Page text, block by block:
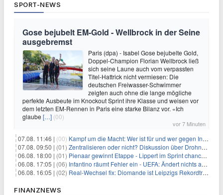
SPORT-NEWS
Gose bejubelt EM-Gold - Wellbrock in der Seine
ausgebremst
Paris (dpa) - Isabel Gose bejubelte Gold,
Doppel-Champion Florian Wellbrock ließ
sich seine Laune auch vom verpassten
Titel-Hattrick nicht vermiesen: Die
deutschen Freiwasser-Schwimmer
zeigten auch ohne die lange mögliche
perfekte Ausbeute im Knockout Sprint ihre Klasse und weisen vor
dem letzten EM-Rennen in Paris eine starke Bilanz vor. «Ich
glaube […] (00)
vor 7 Minuten
07.08. 11:46 | (00) Kampf um die Macht: Wer ist für und wer gegen Infantino?
07.08. 09:50 | (01) Zentralisieren oder nicht? Diskussion über Drohnenabwehr
06.08. 18:00 | (01) Pienaar gewinnt Etappe - Lippert im Sprint chancenlos
06.08. 17:05 | (06) Infantino räumt Fehler ein - UEFA: Ändert nichts an Boykott
06.08. 16:05 | (02) Real-Wechsel fix: Diomande ist Leipzigs Rekordtransfer
FINANZNEWS